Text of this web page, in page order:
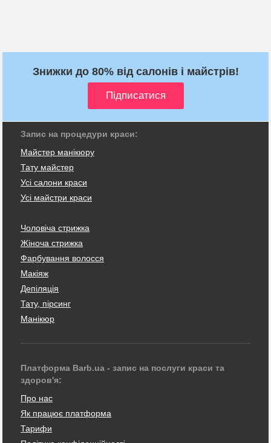
Знижки до 80% від салонів і майстрів!
Запис на процедури краси:
Майстер манікюру
Тату майстер
Усі салони краси
Усі майстри краси
Чоловіча стрижка
Жіноча стрижка
Фарбування волосся
Макіяж
Депіляція
Тату, пірсинг
Манікюр
Платформа Barb.ua - запис на послуги краси та
здоров'я:
Про нас
Як працює платформа
Тарифи